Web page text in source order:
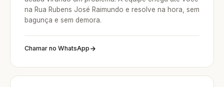
na Rua Rubens José Raimundo e resolve na hora, sem
bagunça e sem demora.
Chamar no WhatsApp